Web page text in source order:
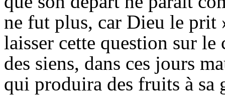
ne fut plus, car Dieu le prit
laisser cette question sur
des siens, dans ces jours
qui produira des fruits à sa